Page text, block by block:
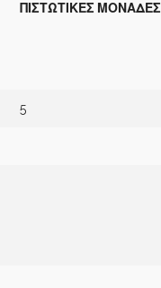
ΠΙΣΤΩΤΙΚΕΣ ΜΟΝΑΔΕΣ
5